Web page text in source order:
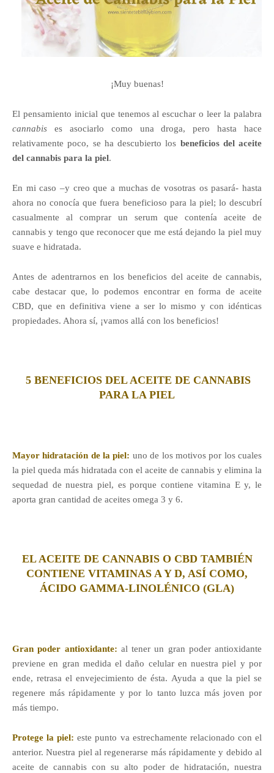
¡Muy buenas!
El pensamiento inicial que tenemos al escuchar o leer la palabra
cannabis es asociarlo como una droga, pero hasta hace
relativamente poco, se ha descubierto los beneficios del aceite
del cannabis para la piel.
En mi caso –y creo que a muchas de vosotras os pasará- hasta
ahora no conocía que fuera beneficioso para la piel; lo descubrí
casualmente al comprar un serum que contenía aceite de
cannabis y tengo que reconocer que me está dejando la piel muy
suave e hidratada.
Antes de adentrarnos en los beneficios del aceite de cannabis,
cabe destacar que, lo podemos encontrar en forma de aceite
CBD, que en definitiva viene a ser lo mismo y con idénticas
propiedades. Ahora sí, ¡vamos allá con los beneficios!
5 BENEFICIOS DEL ACEITE DE CANNABIS
PARA LA PIEL
Mayor hidratación de la piel: uno de los motivos por los cuales
la piel queda más hidratada con el aceite de cannabis y elimina la
sequedad de nuestra piel, es porque contiene vitamina E y, le
aporta gran cantidad de aceites omega 3 y 6.
EL ACEITE DE CANNABIS O CBD TAMBIÉN
CONTIENE VITAMINAS A Y D, ASÍ COMO,
ÁCIDO GAMMA-LINOLÉNICO (GLA)
Gran poder antioxidante: al tener un gran poder antioxidante
previene en gran medida el daño celular en nuestra piel y por
ende, retrasa el envejecimiento de ésta. Ayuda a que la piel se
regenere más rápidamente y por lo tanto luzca más joven por
más tiempo.
Protege la piel: este punto va estrechamente relacionado con el
anterior. Nuestra piel al regenerarse más rápidamente y debido al
aceite de cannabis con su alto poder de hidratación, nuestra